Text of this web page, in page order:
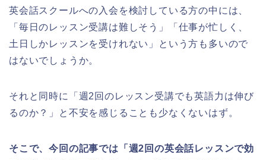
英会話スクールへの入会を検討している方の中には、
「毎日のレッスン受講は難しそう」「仕事が忙しく、
土日しかレッスンを受けれない」という方も多いので
はないでしょうか。
それと同時に「週2回のレッスン受講でも英語力は伸び
るのか？」と不安を感じることも少なくないはず。
そこで、今回の記事では「週2回の英会話レッスンで効